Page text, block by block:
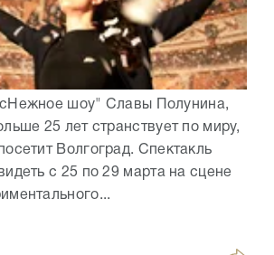
шоу" Славы Полунина,
25 лет странствует по миру,
Волгоград. Спектакль
с 25 по 29 марта на сцене